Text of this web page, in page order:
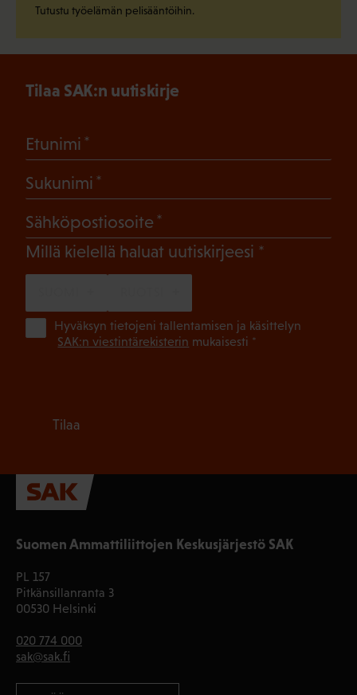
Tutustu työelämän pelisääntöihin.
Suomen Ammattiliittojen Keskusjärjestö SAK
PL 157
Pitkänsillanranta 3
00530 Helsinki
020 774 000
sak@sak.fi
Tilaa SAK:n uutiskirje
Etunimi
Sukunimi
Sähköpostiosoite
Millä kielellä haluat uutiskirjeesi (Pakollinen)
Hyväksyn tietojeni tallentamisen ja käsittelyn
SAK:n viestintärekisterin mukaisesti *
Tilaa